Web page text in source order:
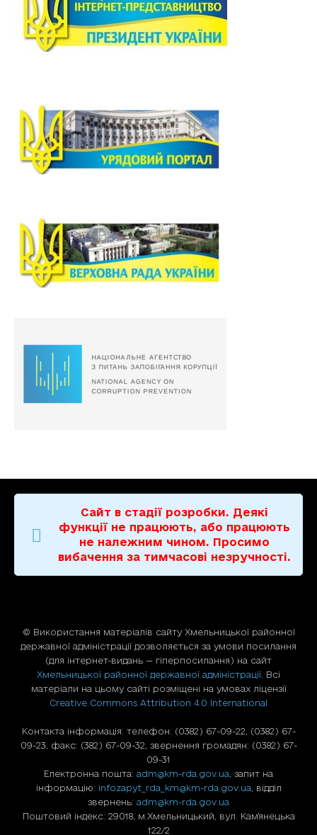
Сайт в стадії розробки. Деякі
функції не працюють, або працюють
не належним чином. Просимо
вибачення за тимчасові незручності.
© Використання матерiалiв сайту Хмельницької районної
державної адміністрації дозволяється за умови посилання
(для iнтернет-видань — гiперпосилання) на сайт
Хмельницької районної державної адміністрації . Всі
матеріали на цьому сайті розміщені на умовах ліцензії
Creative Commons Attribution 4.0 International
Контакта інформація: телефон: (0382) 67-09-22, (0382) 67-
09-23, факс: (382) 67-09-32, звернення громадян: (0382) 67-
09-31
Електронна пошта: adm@km-rda.gov.ua , запит на
інформацію: infozapyt_rda_km@km-rda.gov.ua , відділ
звернень: adm@km-rda.gov.ua
Поштовий індекс: 29018, м.Хмельницький, вул. Кам'янецька
122/2